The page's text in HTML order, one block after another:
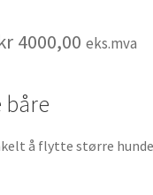
kr 10000,00.
4000,00
kr
eks.mva
båre
å flytte større